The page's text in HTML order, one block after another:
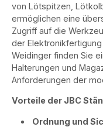
von Lötspitzen,
ermöglichen eine
Zugriff auf die
der
Weidinger finden Sie
Halterungen und
Anforderungen der
Vorteile der JBC
Ordnung und